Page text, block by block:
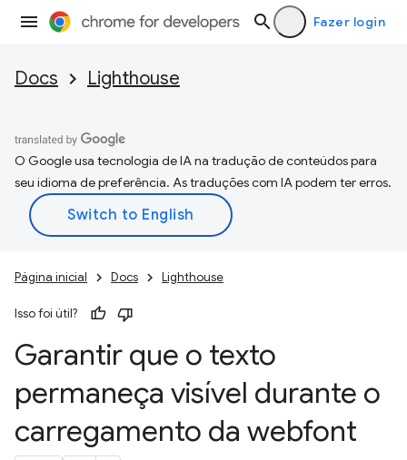
Fazer login
Docs Lighthouse
O Google usa tecnologia de IA na tradução de conteúdos para
seu idioma de preferência. As traduções com IA podem ter erros.
Página inicial Docs Lighthouse
Isso foi útil?
Garantir que o texto
permaneça visível durante o
carregamento da webfont